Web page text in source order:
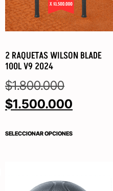
2 RAQUETAS WILSON BLADE
100L V9 2024
$1.800.000
$1.500.000
SELECCIONAR OPCIONES